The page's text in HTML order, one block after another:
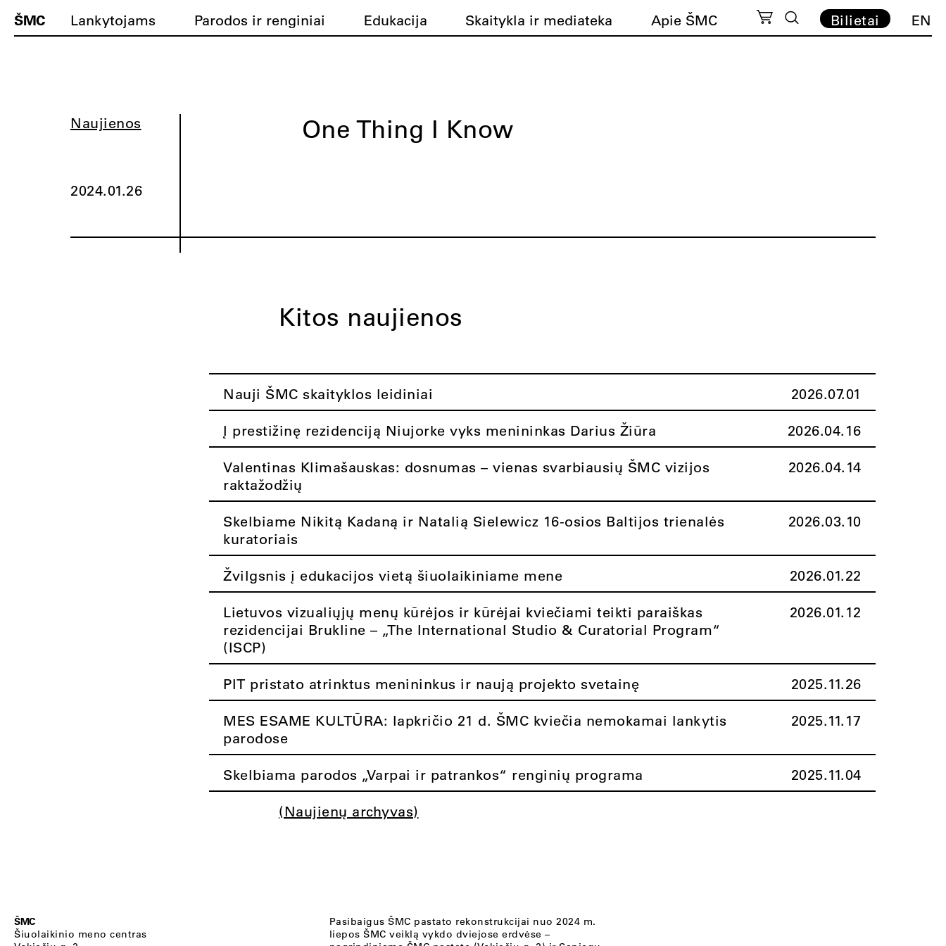
ŠMC Lankytojams Parodos ir renginiai Edukacija Skaitykla ir mediateka Apie ŠMC Bilietai EN
Naujienos
2024.01.26
One Thing I Know
Kitos naujienos
Nauji ŠMC skaityklos leidiniai 2026.07.01
Į prestižinę rezidenciją Niujorke vyks menininkas Darius Žiūra 2026.04.16
Valentinas Klimašauskas: dosnumas – vienas svarbiausių ŠMC vizijos
raktažodžių
2026.04.14
Skelbiame Nikitą Kadaną ir Natalią Sielewicz 16-osios Baltijos trienalės
kuratoriais
2026.03.10
Žvilgsnis į edukacijos vietą šiuolaikiniame mene 2026.01.22
Lietuvos vizualiųjų menų kūrėjos ir kūrėjai kviečiami teikti paraiškas
rezidencijai Brukline – „The International Studio & Curatorial Program“
(ISCP)
2026.01.12
PIT pristato atrinktus menininkus ir naują projekto svetainę 2025.11.26
MES ESAME KULTŪRA: lapkričio 21 d. ŠMC kviečia nemokamai lankytis
parodose
2025.11.17
Skelbiama parodos „Varpai ir patrankos“ renginių programa 2025.11.04
(Naujienų archyvas)
ŠMC
Šiuolaikinio meno centras
Pasibaigus ŠMC pastato rekonstrukcijai nuo 2024 m.
liepos ŠMC veiklą vykdo dviejose erdvėse –